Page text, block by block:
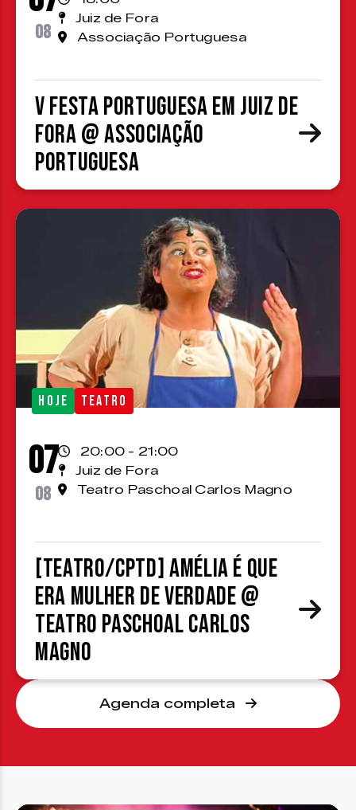
08
Juiz de Fora
Associação Portuguesa
V Festa Portuguesa em Juiz de
Fora @ Associação
Portuguesa
HOJE TEATRO
07
08
20:00 - 21:00
Juiz de Fora
Teatro Paschoal Carlos Magno
[TEATRO/CPTD] Amélia é que
era mulher de verdade @
Teatro Paschoal Carlos
Magno
Agenda completa